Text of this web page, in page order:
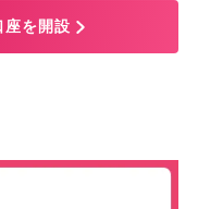
を開設